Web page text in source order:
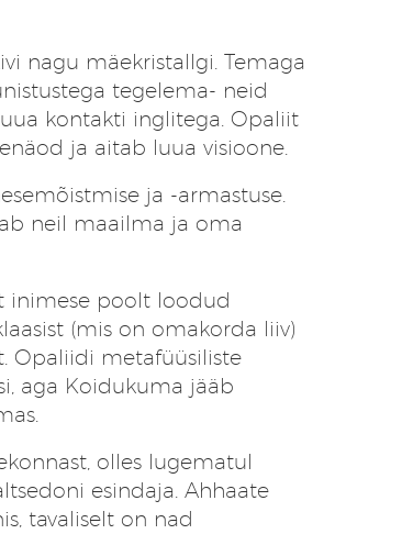
nagu mäekristallgi. Temaga
tegelema- neid
kontakti inglitega. Opaliit
ja aitab luua visioone.
ja -armastuse.
neil maailma ja oma
inimese poolt loodud
(mis on omakorda liiv)
Opaliidi metafüüsiliste
aga Koidukuma jääb
olles lugematul
esindaja. Ahhaate
tavaliselt on nad